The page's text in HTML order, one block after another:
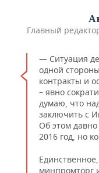
Главный
— Ситуация
одной
контракты и
– явно
думаю, что
заключить с
Об этом
2016 год, но
минпромторг